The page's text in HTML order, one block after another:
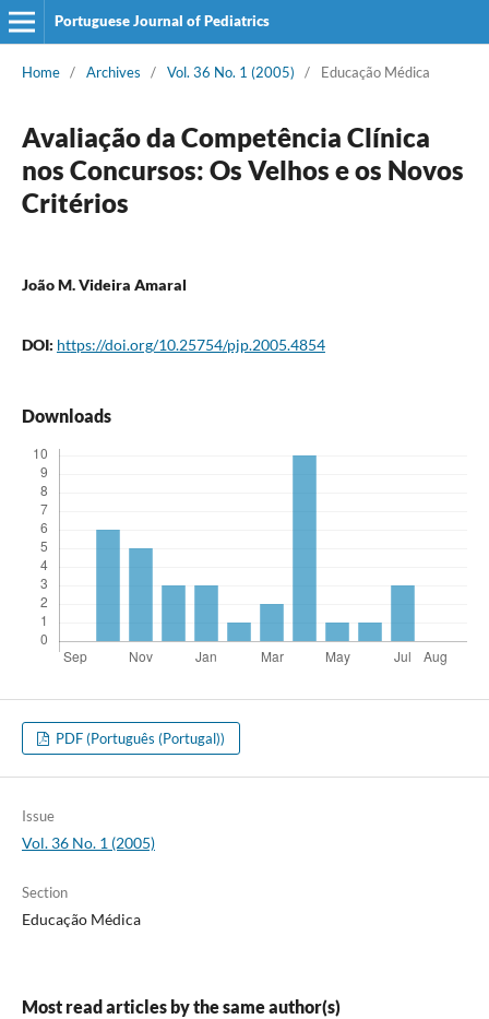
Portuguese Journal of Pediatrics
Home / Archives / Vol. 36 No. 1 (2005) / Educação Médica
Avaliação da Competência Clínica
nos Concursos: Os Velhos e os Novos
Critérios
João M. Videira Amaral
DOI: https://doi.org/10.25754/pjp.2005.4854
Downloads
PDF (Português (Portugal))
Issue
Vol. 36 No. 1 (2005)
Section
Educação Médica
Most read articles by the same author(s)